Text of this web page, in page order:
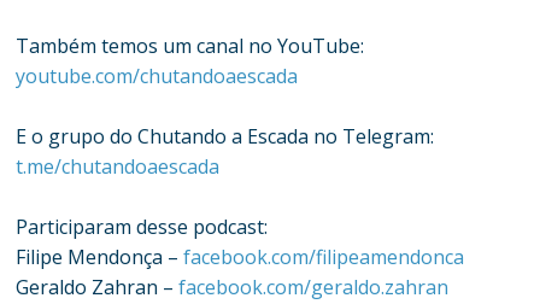
Também temos um canal no YouTube:
youtube.com/chutandoaescada
E o grupo do Chutando a Escada no Telegram:
t.me/chutandoaescada
Participaram desse podcast:
Filipe Mendonça –facebook.com/filipeamendonca
Geraldo Zahran –facebook.com/geraldo.zahran